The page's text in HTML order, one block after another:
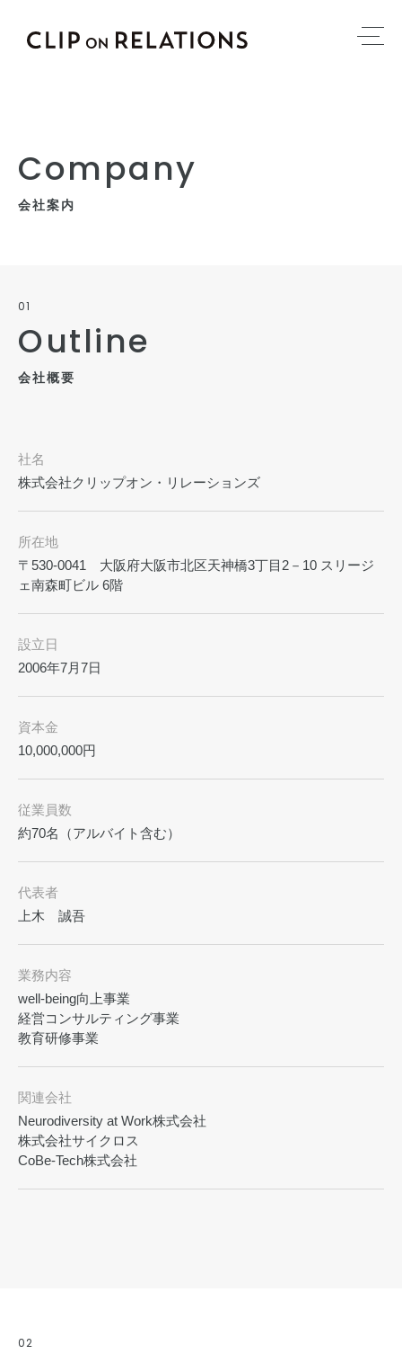
Company
会社案内
01
Outline
会社概要
社名
株式会社クリップオン・リレーションズ
所在地
〒530-0041 大阪府大阪市北区天神橋3丁目2－10 スリージ
ェ南森町ビル 6階
設立日
2006年7月7日
資本金
10,000,000円
従業員数
約70名（アルバイト含む）
代表者
上木 誠吾
業務内容
well-being向上事業
経営コンサルティング事業
教育研修事業
関連会社
Neurodiversity at Work株式会社
株式会社サイクロス
CoBe-Tech株式会社
02